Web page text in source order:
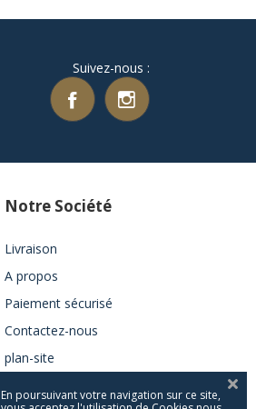
Suivez-nous :
Notre Société
Livraison
A propos
Paiement sécurisé
Contactez-nous
plan-site
En poursuivant votre navigation sur ce site,